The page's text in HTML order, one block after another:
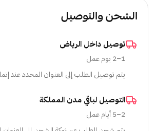
الشحن والتوصيل
توصيل داخل الرياض
1–2 يوم عمل
يتم توصيل الطلب إلى العنوان المحدد عند
التوصيل لباقي مدن المملكة
2–5 أيام عمل